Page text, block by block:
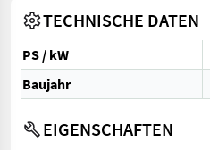
TECHNISCHE DATEN
PS / kW
Baujahr
EIGENSCHAFTEN